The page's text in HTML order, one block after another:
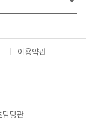
이용약관
당관